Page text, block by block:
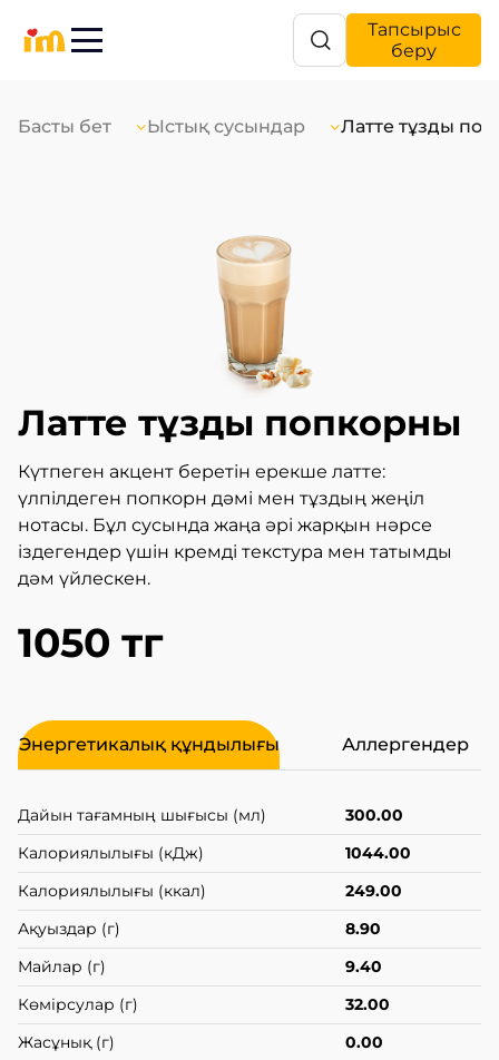
Тапсырыс
беру
Басты бет Ыстық сусындар Латте тұзды
Латте тұзды попкорны
Күтпеген акцент беретін ерекше латте:
үлпілдеген попкорн дәмі мен тұздың жеңіл
нотасы. Бұл сусында жаңа әрі жарқын нәрсе
іздегендер үшін кремді текстура мен татымды
дәм үйлескен.
1050 тг
Энергетикалық құндылығы Аллергендер
Дайын тағамның шығысы (мл)
300.00
Калориялылығы (кДж)
1044.00
Калориялылығы (ккал)
249.00
Ақуыздар (г)
8.90
Майлар (г)
9.40
Көмірсулар (г)
32.00
Жасұнық (г)
0.00